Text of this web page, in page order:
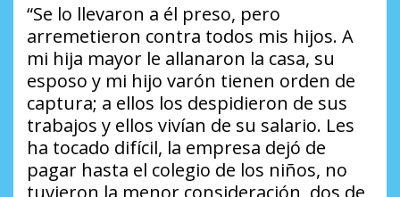
“Se lo llevaron a él preso, pero
arremetieron contra todos mis hijos. A
mi hija mayor le allanaron la casa, su
esposo y mi hijo varón tienen orden de
captura; a ellos los despidieron de sus
trabajos y ellos vivían de su salario. Les
ha tocado difícil, la empresa dejó de
pagar hasta el colegio de los niños, no
tuvieron la menor consideración, dos de